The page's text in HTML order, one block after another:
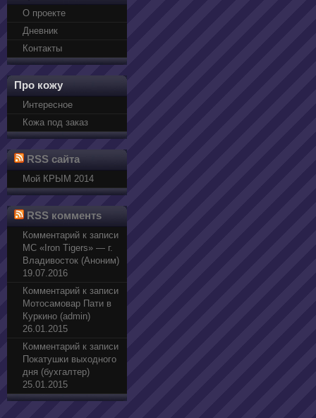
О проекте
Дневник
Контакты
Про кожу
Интересное
Кожа под заказ
RSS сайта
Мой КРЫМ 2014
RSS комментs
Комментарий к записи
МС «Iron Tigers» — г.
Владивосток (Аноним)
19.07.2016
Комментарий к записи
Мотосамовар Пати в
Куркино (admin)
26.01.2015
Комментарий к записи
Покатушки выходного
дня (бухгалтер)
25.01.2015